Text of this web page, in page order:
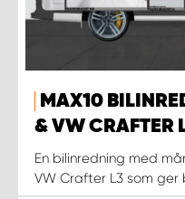
MAX10
& VW CRAFTER
En bilinredning med
VW Crafter L3 som